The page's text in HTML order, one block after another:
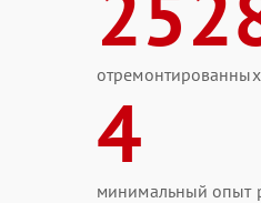
отремонтированных
4
минимальный опыт